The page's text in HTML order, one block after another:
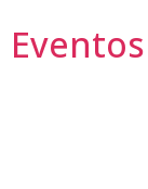
Eventos